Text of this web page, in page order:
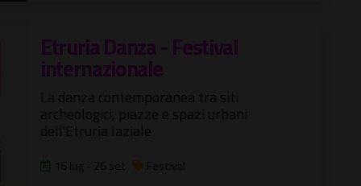
Etruria Danza - Festival
internazionale
La danza contemporanea tra siti
archeologici, piazze e spazi urbani
dell'Etruria laziale
16 lug - 26 set Festival